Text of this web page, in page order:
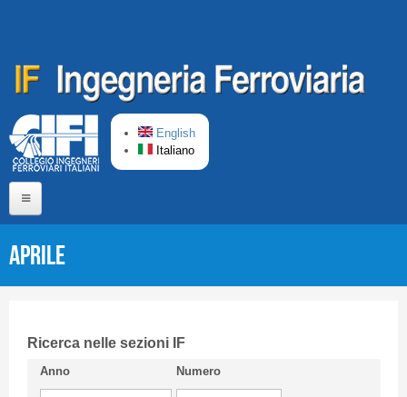
English
Italiano
CIFI in breve
Linee Guida
Aprile
Ricerca nelle sezioni IF
Anno Numero